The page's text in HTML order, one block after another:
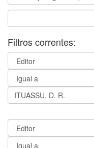
Filtros correntes: